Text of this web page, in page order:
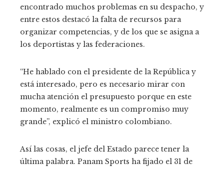
encontrado muchos problemas en su despacho, y
entre estos destacó la falta de recursos para
organizar competencias, y de los que se asigna a
los deportistas y las federaciones.
“He hablado con el presidente de la República y
está interesado, pero es necesario mirar con
mucha atención el presupuesto porque en este
momento, realmente es un compromiso muy
grande”, explicó el ministro colombiano.
Así las cosas, el jefe del Estado parece tener la
última palabra. Panam Sports ha fijado el 31 de